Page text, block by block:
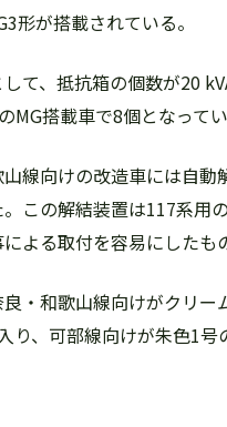
形が搭載されている。
て、抵抗箱の個数が20
MG搭載車で8個となってい
線向けの改造車には自動
この解結装置は117系用
よる取付を容易にしたも
・和歌山線向けがクリー
り、可部線向けが朱色1号